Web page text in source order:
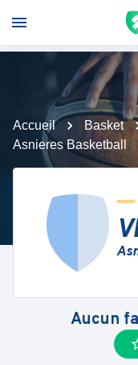
Accueil Basket
Asnieres Basketball
Aucun